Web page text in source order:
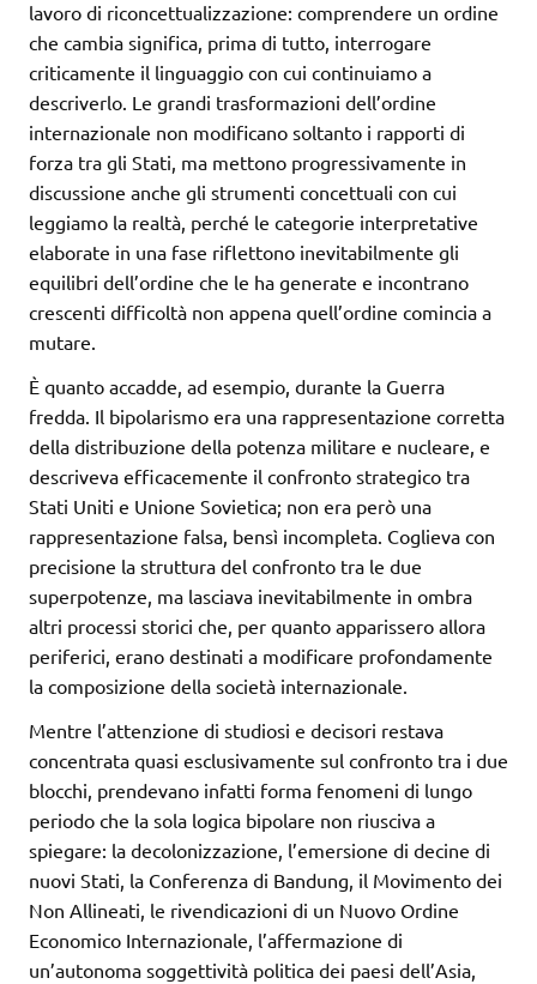
lavoro di riconcettualizzazione: comprendere un ordine
che cambia significa, prima di tutto, interrogare
criticamente il linguaggio con cui continuiamo a
descriverlo. Le grandi trasformazioni dell’ordine
internazionale non modificano soltanto i rapporti di
forza tra gli Stati, ma mettono progressivamente in
discussione anche gli strumenti concettuali con cui
leggiamo la realtà, perché le categorie interpretative
elaborate in una fase riflettono inevitabilmente gli
equilibri dell’ordine che le ha generate e incontrano
crescenti difficoltà non appena quell’ordine comincia a
mutare.
È quanto accadde, ad esempio, durante la Guerra
fredda. Il bipolarismo era una rappresentazione corretta
della distribuzione della potenza militare e nucleare, e
descriveva efficacemente il confronto strategico tra
Stati Uniti e Unione Sovietica; non era però una
rappresentazione falsa, bensì incompleta. Coglieva con
precisione la struttura del confronto tra le due
superpotenze, ma lasciava inevitabilmente in ombra
altri processi storici che, per quanto apparissero allora
periferici, erano destinati a modificare profondamente
la composizione della società internazionale.
Mentre l’attenzione di studiosi e decisori restava
concentrata quasi esclusivamente sul confronto tra i due
blocchi, prendevano infatti forma fenomeni di lungo
periodo che la sola logica bipolare non riusciva a
spiegare: la decolonizzazione, l’emersione di decine di
nuovi Stati, la Conferenza di Bandung, il Movimento dei
Non Allineati, le rivendicazioni di un Nuovo Ordine
Economico Internazionale, l’affermazione di
un’autonoma soggettività politica dei paesi dell’Asia,